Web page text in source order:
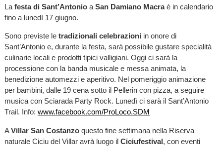
La festa di Sant’Antonioa San Damiano Macraè in calendario
fino a lunedì 17 giugno.
Sono previste le tradizionali celebrazioni in onore di
Sant’Antonio e, durante la festa, sarà possibile gustare specialità
culinarie locali e prodotti tipici valligiani. Oggi ci sarà la
processione con la banda musicale e messa animata, la
benedizione automezzi e aperitivo. Nel pomeriggio animazione
per bambini, dalle 19 cena sotto il Pellerin con pizza, a seguire
musica con Sciarada Party Rock. Lunedì ci sarà il Sant’Antonio
Trail. Info: www.facebook.com/ProLoco.SDM
AVillar San Costanzoquesto fine settimana nella Riserva
naturale Ciciu del Villar avrà luogo ilCiciufestival, con eventi